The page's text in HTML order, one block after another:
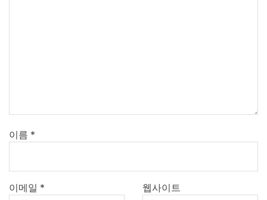
이름 *
이메일 * 웹사이트